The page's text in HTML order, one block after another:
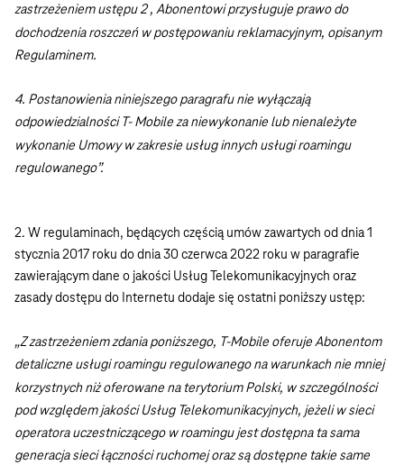
zastrzeżeniem ustępu 2 , Abonentowi przysługuje prawo do
dochodzenia roszczeń w postępowaniu reklamacyjnym, opisanym
Regulaminem.
4. Postanowienia niniejszego paragrafu nie wyłączają
odpowiedzialności T- Mobile za niewykonanie lub nienależyte
wykonanie Umowy w zakresie usług innych usługi roamingu
regulowanego”.
2. W regulaminach, będących częścią umów zawartych od dnia 1
stycznia 2017 roku do dnia 30 czerwca 2022 roku w paragrafie
zawierającym dane o jakości Usług Telekomunikacyjnych oraz
zasady dostępu do Internetu dodaje się ostatni poniższy ustęp:
„Z zastrzeżeniem zdania poniższego, T-Mobile oferuje Abonentom
detaliczne usługi roamingu regulowanego na warunkach nie mniej
korzystnych niż oferowane na terytorium Polski, w szczególności
pod względem jakości Usług Telekomunikacyjnych, jeżeli w sieci
operatora uczestniczącego w roamingu jest dostępna ta sama
generacja sieci łączności ruchomej oraz są dostępne takie same